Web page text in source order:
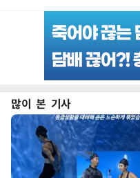
많이 본 기사